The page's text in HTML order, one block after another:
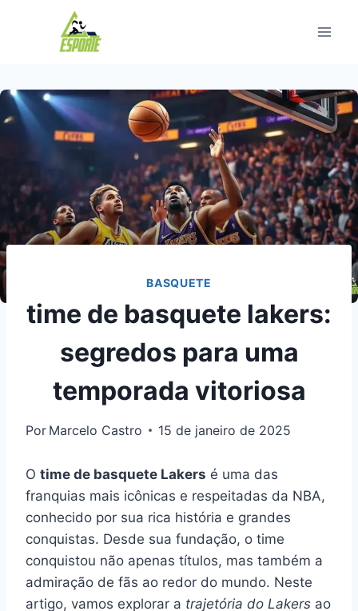
BASQUETE
time de basquete lakers:
segredos para uma
temporada vitoriosa
Por Marcelo Castro 15 de janeiro de 2025
O time de basquete Lakers é uma das
franquias mais icônicas e respeitadas da NBA,
conhecido por sua rica história e grandes
conquistas. Desde sua fundação, o time
conquistou não apenas títulos, mas também a
admiração de fãs ao redor do mundo. Neste
artigo, vamos explorar a trajetória do Lakers ao